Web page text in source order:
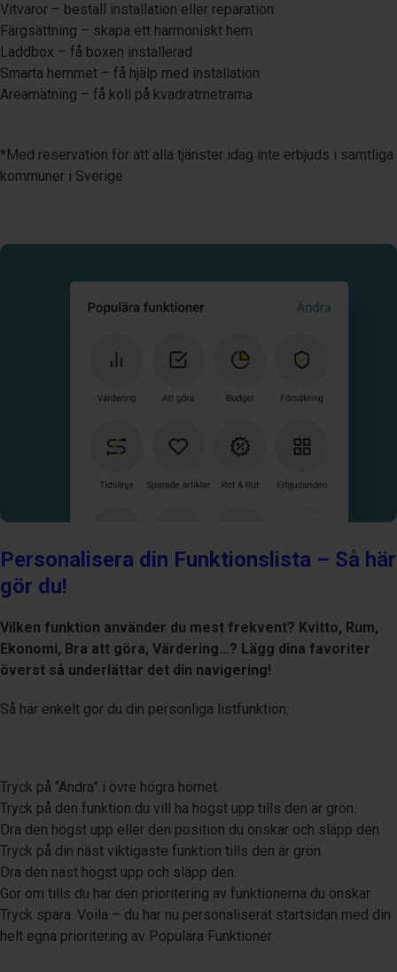
Vitvaror – beställ installation eller reparation
Färgsättning – skapa ett harmoniskt hem
Laddbox – få boxen installerad
Smarta hemmet – få hjälp med installation
Areamätning – få koll på kvadratmetrarna
*Med reservation för att alla tjänster idag inte erbjuds i samtliga
kommuner i Sverige
Personalisera din Funktionslista – Så här
gör du!
Vilken funktion använder du mest frekvent? Kvitto, Rum,
Ekonomi, Bra att göra, Värdering…? Lägg dina favoriter
överst så underlättar det din navigering!
Så här enkelt gör du din personliga listfunktion:
Tryck på “Ändra” i övre högra hörnet.
Tryck på den funktion du vill ha högst upp tills den är grön.
Dra den högst upp eller den position du önskar och släpp den.
Tryck på din näst viktigaste funktion tills den är grön.
Dra den näst högst upp och släpp den.
Gör om tills du har den prioritering av funktionerna du önskar.
Tryck spara. Voila – du har nu personaliserat startsidan med din
helt egna prioritering av Populära Funktioner.